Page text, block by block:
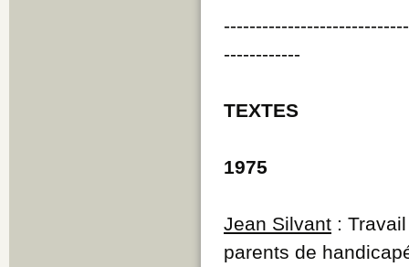
------------
TEXTES
1975
Jean Silvant :
parents de